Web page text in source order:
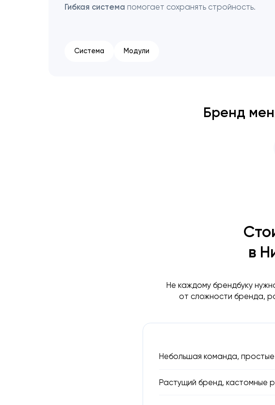
Гибкая система помогает сохранять стройность.
Система Модули
Бренд
в
Не каждому брендбуку
от сложности бренда,
Небольшая команда,
Растущий бренд, кастомные